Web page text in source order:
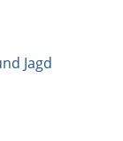
Jagd